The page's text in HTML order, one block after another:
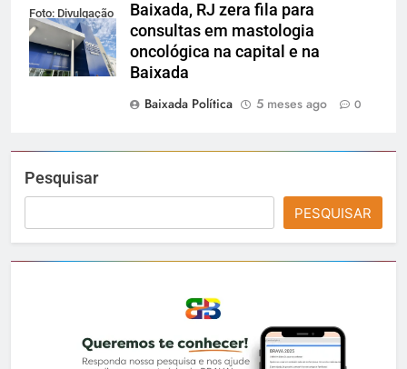
Foto: Divulgação
Baixada, RJ zera fila para
consultas em mastologia
oncológica na capital e na
Baixada
Baixada Política
5 meses ago 0
Pesquisar
PESQUISAR